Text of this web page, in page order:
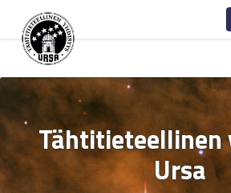
Tähtitieteellinen
Ursa